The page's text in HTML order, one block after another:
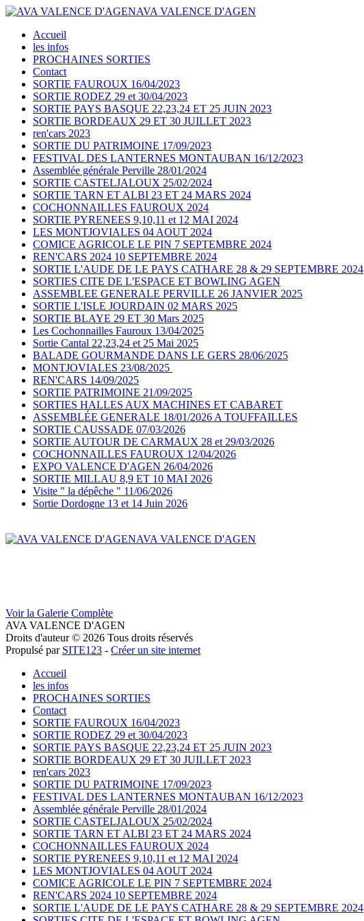
AVA VALENCE D'AGEN
Accueil
les infos
PROCHAINES SORTIES
Contact
SORTIE FAUROUX 16/04/2023
SORTIE RODEZ 29 et 30/04/2023
SORTIE PAYS BASQUE 22,23,24 ET 25 JUIN 2023
SORTIE BORDEAUX 29 ET 30 JUILLET 2023
ren'cars 2023
SORTIE DU PATRIMOINE 17/09/2023
FESTIVAL DES LANTERNES MONTAUBAN 16/12/2023
Assemblée générale Perville 28/01/2024
SORTIE CASTELJALOUX 25/02/2024
SORTIE TARN ET ALBI 23 ET 24 MARS 2024
COCHONNAILLES FAUROUX 2024
SORTIE PYRENEES 9,10,11 et 12 MAI 2024
LES MONTJOVIALES 04 AOUT 2024
COMICE AGRICOLE LE PIN 7 SEPTEMBRE 2024
REN'CARS 2024 10 SEPTEMBRE 2024
SORTIE L'AUDE DE LE PAYS CATHARE 28 & 29 SEPTEMBRE 2024
SORTIES CITE DE L'ESPACE ET BOWLING AGEN
ASSEMBLEE GENERALE PERVILLE 26 JANVIER 2025
SORTIE L'ISLE JOURDAIN 02 MARS 2025
SORTIE BLAYE 29 ET 30 Mars 2025
Les Cochonnailles Fauroux 13/04/2025
Sortie Cantal 22,23,24 et 25 Mai 2025
BALADE GOURMANDE DANS LE GERS 28/06/2025
MONTJOVIALES 23/08/2025
REN'CARS 14/09/2025
SORTIE PATRIMOINE 21/09/2025
SORTIES HALLES AUX MACHINES ET CABARET
ASSEMBLÉE GENERALE 18/01/2026 A TOUFFAILLES
SORTIE CAUSSADE 07/03/2026
SORTIE AUTOUR DE CARMAUX 28 et 29/03/2026
COCHONNAILLES FAUROUX 12/04/2026
EXPO VALENCE D'AGEN 26/04/2026
SORTIE MILLAU 8,9 ET 10 MAI 2026
Visite " la dépêche " 11/06/2026
Sortie Dordogne 13 et 14 Juin 2026
AVA VALENCE D'AGEN
Voir la Galerie Complète
AVA VALENCE D'AGEN
Droits d'auteur © 2026 Tous droits réservés
Propulsé par SITE123 - Créer un site internet
Accueil
les infos
PROCHAINES SORTIES
Contact
SORTIE FAUROUX 16/04/2023
SORTIE RODEZ 29 et 30/04/2023
SORTIE PAYS BASQUE 22,23,24 ET 25 JUIN 2023
SORTIE BORDEAUX 29 ET 30 JUILLET 2023
ren'cars 2023
SORTIE DU PATRIMOINE 17/09/2023
FESTIVAL DES LANTERNES MONTAUBAN 16/12/2023
Assemblée générale Perville 28/01/2024
SORTIE CASTELJALOUX 25/02/2024
SORTIE TARN ET ALBI 23 ET 24 MARS 2024
COCHONNAILLES FAUROUX 2024
SORTIE PYRENEES 9,10,11 et 12 MAI 2024
LES MONTJOVIALES 04 AOUT 2024
COMICE AGRICOLE LE PIN 7 SEPTEMBRE 2024
REN'CARS 2024 10 SEPTEMBRE 2024
SORTIE L'AUDE DE LE PAYS CATHARE 28 & 29 SEPTEMBRE 2024